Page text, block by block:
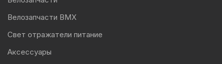
Велозапчасти BMX
Свет отражатели питание
Аксессуары